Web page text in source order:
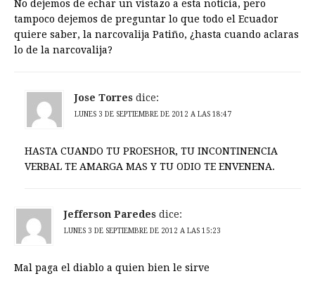
No dejemos de echar un vistazo a esta noticia, pero
tampoco dejemos de preguntar lo que todo el Ecuador
quiere saber, la narcovalija Patiño, ¿hasta cuando aclaras
lo de la narcovalija?
Jose Torres dice:
LUNES 3 DE SEPTIEMBRE DE 2012 A LAS 18:47
HASTA CUANDO TU PROESHOR, TU INCONTINENCIA
VERBAL TE AMARGA MAS Y TU ODIO TE ENVENENA.
Jefferson Paredes dice:
LUNES 3 DE SEPTIEMBRE DE 2012 A LAS 15:23
Mal paga el diablo a quien bien le sirve